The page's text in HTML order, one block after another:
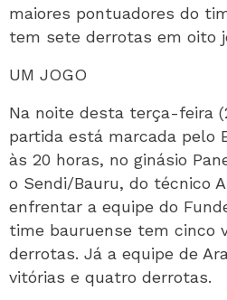
maiores pontuadores do
tem sete derrotas em oito
UM JOGO
Na noite desta terça-feira
partida está marcada pelo
às 20 horas, no ginásio
o Sendi/Bauru, do técnico
enfrentar a equipe do
time bauruense tem cinco
derrotas. Já a equipe de
vitórias e quatro derrotas.